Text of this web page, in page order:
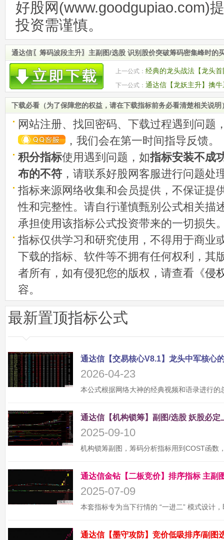
好股网(www.goodgupiao.com)
投资需谨慎。
通达信〖筹码波段主升〗主副图/选股 识别股价突破筹码密集峰时的
上一公式： 经典的龙头战法【龙头
选股策略 源码
下一公式： 通达信【龙妖主升】擒
牛强龙起飞 源码
下载必看（为了保障您的权益，请在下载指标前务必看清楚相关说明
网站注册、找回密码、下载过程遇到问题
，我们会在第一时间指导反馈。
积分指标使用遇到问题，如指标安装不成
布的不符 ，请联系好股网客服进行问题处
指标来源网络收集和会员提供，不保证提
性和完整性。请自行谨慎甄别公式相关描
承担使用该指标公式投资带来的一切损失
指标仅供学习和研究使用，不得用于商业
下载的指标、软件等不拥有任何权利，其
者所有，如有侵犯您的版权，请查看《侵
容。
最新置顶指标公式
2026-04-23
2025-09-10
2025-07-09